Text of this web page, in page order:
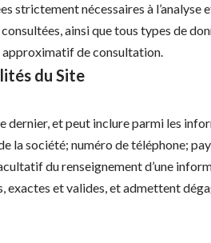
nécessaires à l’analyse
ainsi que tous types de
approximatif de consultation.
du Site
et peut inclure parmi les
la société; numéro de téléphone;
du renseignement d’une
et valides, et admettent